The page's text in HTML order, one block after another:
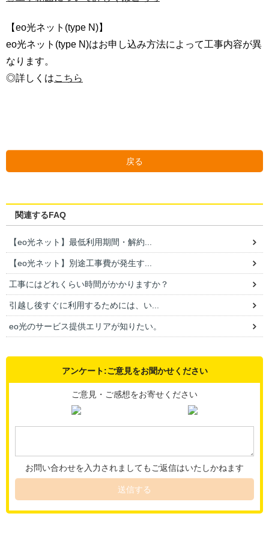
【eo光ネット(type N)】
eo光ネット(type N)はお申し込み方法によって工事内容が異
なります。
◎詳しくはこちら
戻る
関連するFAQ
【eo光ネット】最低利用期間・解約...
【eo光ネット】別途工事費が発生す...
工事にはどれくらい時間がかかりますか？
引越し後すぐに利用するためには、い...
eo光のサービス提供エリアが知りたい。
アンケート:ご意見をお聞かせください
ご意見・ご感想をお寄せください
お問い合わせを入力されましてもご返信はいたしかねます
送信する